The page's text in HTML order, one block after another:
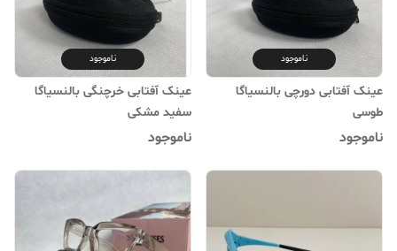
ناموجود
عینک آفتابی دورچی بالنسیاگا
طوسی
ناموجود
ناموجود
عینک آفتابی خرچنگی بالنسیاگا
سفید مشکی
ناموجود